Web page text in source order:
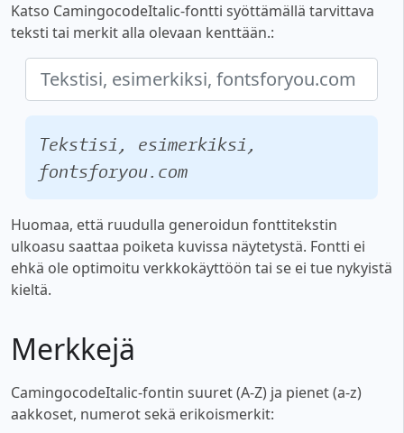
Katso CamingocodeItalic-fontti syöttämällä tarvittava
teksti tai merkit alla olevaan kenttään.:
Tekstisi, esimerkiksi,
fontsforyou.com
Huomaa, että ruudulla generoidun fonttitekstin
ulkoasu saattaa poiketa kuvissa näytetystä. Fontti ei
ehkä ole optimoitu verkkokäyttöön tai se ei tue nykyistä
kieltä.
Merkkejä
CamingocodeItalic-fontin suuret (A-Z) ja pienet (a-z)
aakkoset, numerot sekä erikoismerkit: